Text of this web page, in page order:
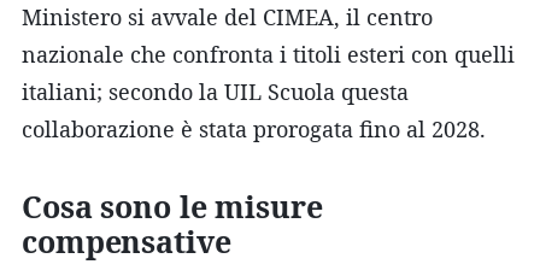
Ministero si avvale del CIMEA, il centro
nazionale che confronta i titoli esteri con quelli
italiani; secondo la UIL Scuola questa
collaborazione è stata prorogata fino al 2028.
Cosa sono le misure
compensative